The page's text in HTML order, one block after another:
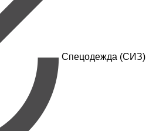
Спецодежда (СИЗ)